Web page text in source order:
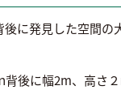
に発見した空間
後に幅2m、高さ